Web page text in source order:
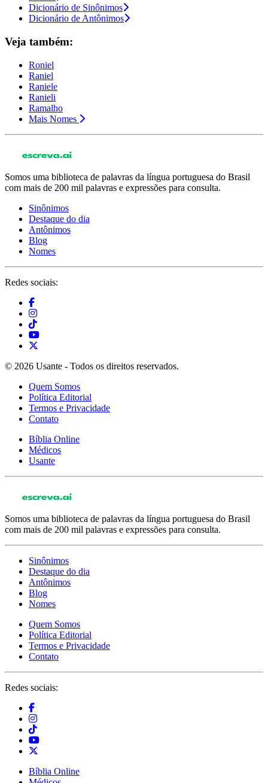
Dicionário de Sinônimos
Dicionário de Antônimos
Veja também:
Roniel
Raniel
Raniele
Ranieli
Ramalho
Mais Nomes
Somos uma biblioteca de palavras da língua portuguesa do Brasil
com mais de 200 mil palavras e expressões para consulta.
Sinônimos
Destaque do dia
Antônimos
Blog
Nomes
Redes sociais:
© 2026 Usante - Todos os direitos reservados.
Quem Somos
Política Editorial
Termos e Privacidade
Contato
Bíblia Online
Médicos
Usante
Somos uma biblioteca de palavras da língua portuguesa do Brasil
com mais de 200 mil palavras e expressões para consulta.
Sinônimos
Destaque do dia
Antônimos
Blog
Nomes
Quem Somos
Política Editorial
Termos e Privacidade
Contato
Redes sociais:
Bíblia Online